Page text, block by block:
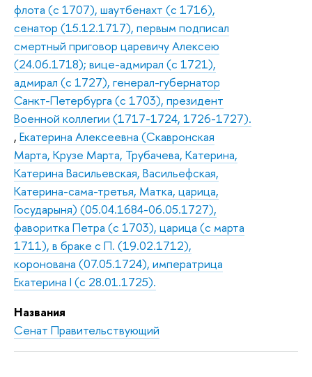
флота (с 1707), шаутбенахт (с 1716),
сенатор (15.12.1717), первым подписал
смертный приговор царевичу Алексею
(24.06.1718); вице-адмирал (с 1721),
адмирал (с 1727), генерал-губернатор
Санкт-Петербурга (с 1703), президент
Военной коллегии (1717-1724, 1726-1727).
, Екатерина Алексеевна (Скавронская
Марта, Крузе Марта, Трубачева, Катерина,
Катерина Васильевская, Васильефская,
Катерина-сама-третья, Матка, царица,
Государыня) (05.04.1684-06.05.1727),
фаворитка Петра (с 1703), царица (с марта
1711), в браке с П. (19.02.1712),
коронована (07.05.1724), императрица
Екатерина I (с 28.01.1725).
Названия
Сенат Правительствующий